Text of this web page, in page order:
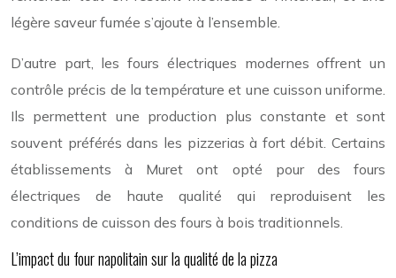
légère saveur fumée s’ajoute à l’ensemble.
D’autre part, les fours électriques modernes offrent un
contrôle précis de la température et une cuisson uniforme.
Ils permettent une production plus constante et sont
souvent préférés dans les pizzerias à fort débit. Certains
établissements à Muret ont opté pour des fours
électriques de haute qualité qui reproduisent les
conditions de cuisson des fours à bois traditionnels.
L’impact du four napolitain sur la qualité de la pizza